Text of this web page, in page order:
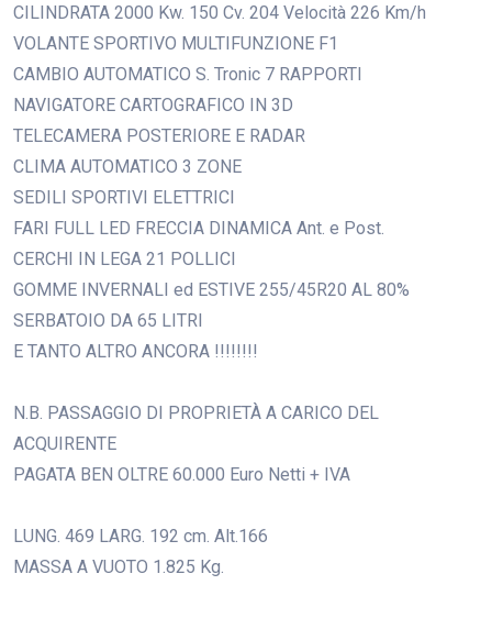
CILINDRATA 2000 Kw. 150 Cv. 204 Velocità 226 Km/h
VOLANTE SPORTIVO MULTIFUNZIONE F1
CAMBIO AUTOMATICO S. Tronic 7 RAPPORTI
NAVIGATORE CARTOGRAFICO IN 3D
TELECAMERA POSTERIORE E RADAR
CLIMA AUTOMATICO 3 ZONE
SEDILI SPORTIVI ELETTRICI
FARI FULL LED FRECCIA DINAMICA Ant. e Post.
CERCHI IN LEGA 21 POLLICI
GOMME INVERNALI ed ESTIVE 255/45R20 AL 80%
SERBATOIO DA 65 LITRI
E TANTO ALTRO ANCORA !!!!!!!!
N.B. PASSAGGIO DI PROPRIETÀ A CARICO DEL
ACQUIRENTE
PAGATA BEN OLTRE 60.000 Euro Netti + IVA
LUNG. 469 LARG. 192 cm. Alt.166
MASSA A VUOTO 1.825 Kg.